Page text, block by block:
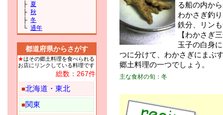
├ 夏
├ 秋
├ 冬
└ 通年
都道府県からさがす
★はその郷土料理を食べられる
お店にリンクしている料理です
総数：267件
■北海道・東北
■関東
る船の内か
わかさぎ釣
鉄分、リン
【わかさぎ
玉子の白身
つに分けて、わかさぎにまぶ
郷土料理の一つでしょう。
主な食材の旬：冬